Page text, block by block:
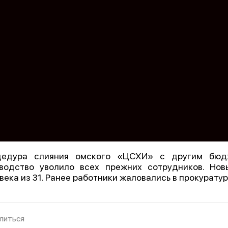
слияния омского «ЦСХИ» с другим
уволило всех прежних сотрудников.
из 31. Ранее работники жаловались в